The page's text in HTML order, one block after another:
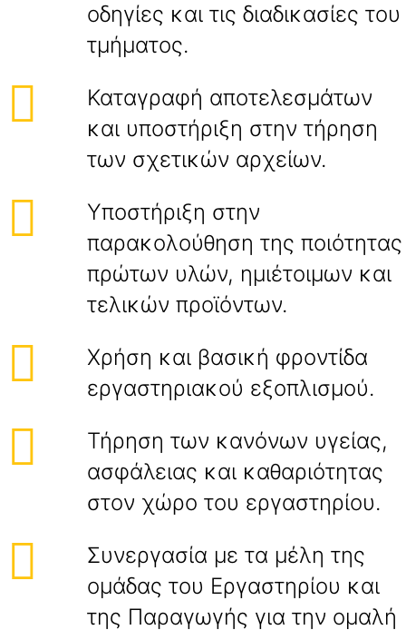
οδηγίες και τις διαδικασίες του
τμήματος.
Καταγραφή αποτελεσμάτων
και υποστήριξη στην τήρηση
των σχετικών αρχείων.
Υποστήριξη στην
παρακολούθηση της ποιότητας
πρώτων υλών, ημιέτοιμων και
τελικών προϊόντων.
Χρήση και βασική φροντίδα
εργαστηριακού εξοπλισμού.
Τήρηση των κανόνων υγείας,
ασφάλειας και καθαριότητας
στον χώρο του εργαστηρίου.
Συνεργασία με τα μέλη της
ομάδας του Εργαστηρίου και
της Παραγωγής για την ομαλή